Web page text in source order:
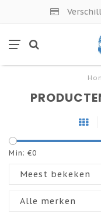
Min: €0
Meest bekeken
Alle merken